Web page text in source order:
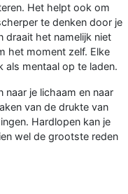
Het helpt ook om
te denken door je
draait het namelijk niet
het moment zelf. Elke
als mentaal op te laden.
naar je lichaam en naar
van de drukte van
Hardlopen kan je
wel de grootste reden